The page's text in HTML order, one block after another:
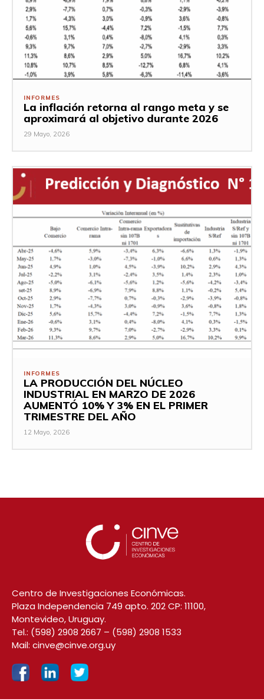
INFORMES
La inflación retorna al rango meta y se
aproximará al objetivo durante 2026
29 Mayo, 2026
INFORMES
LA PRODUCCIÓN DEL NÚCLEO
INDUSTRIAL EN MARZO DE 2026
AUMENTÓ 10% Y 3% EN EL PRIMER
TRIMESTRE DEL AÑO
12 Mayo, 2026
Centro de Investigaciones Económicas.
Plaza Independencia 749 apto. 202 CP: 11100,
Montevideo, Uruguay.
Tel.: (598) 2908 2667 – (598) 2908 1533
Mail: cinve@cinve.org.uy